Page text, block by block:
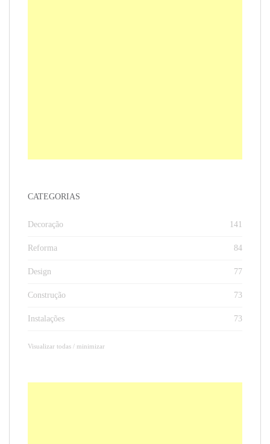
CATEGORIAS
Decoração 141
Reforma 84
Design 77
Construção 73
Instalações 73
Visualizar todas / minimizar